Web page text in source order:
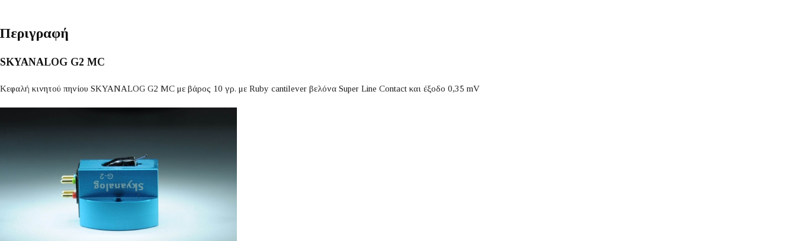
Περιγραφή
SKYANALOG G2 MC
Κεφαλή κινητού πηνίου SKYANALOG G2 MC με βάρος 10 γρ. με Ruby cantilever βελόνα Super Line Contact και έξοδο 0,35 mV